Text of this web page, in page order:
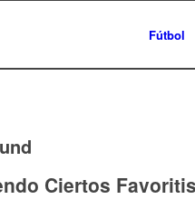
Fútbol
Ciertos